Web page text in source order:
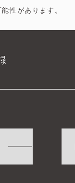
性があります。